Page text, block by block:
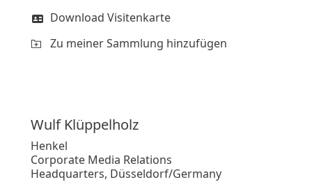
Download Visitenkarte
Zu meiner Sammlung hinzufügen
Wulf Klüppelholz
Henkel
Corporate Media Relations
Headquarters, Düsseldorf/Germany